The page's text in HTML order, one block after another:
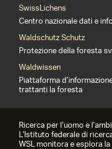
SwissLichens
Centro nazionale dati e
Waldschutz Schutz
Protezione della foresta
Waldwissen
Piattaforma
trattanti la foresta
Ricerca per l’uomo e
L'Istituto federale di
WSL monitora e esplora